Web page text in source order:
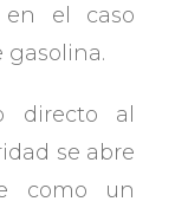
en el caso
gasolina.
directo al
se abre
como un